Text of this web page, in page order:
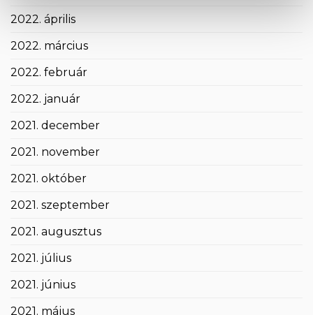
2022. április
2022. március
2022. február
2022. január
2021. december
2021. november
2021. október
2021. szeptember
2021. augusztus
2021. július
2021. június
2021. május